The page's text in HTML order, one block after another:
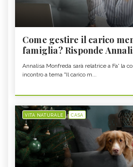
Come gestire il carico
famiglia? Risponde
Annalisa Monfreda sarà relatrice a Fa' la
incontro a tema "Il carico m...
VITA NATURALE CASA